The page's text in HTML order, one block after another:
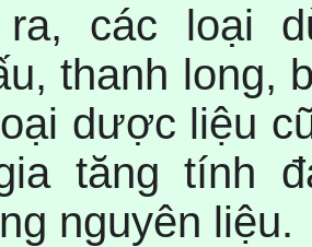
ra, các loại
thanh long,
dược liệu
tăng tính
nguyên liệu.